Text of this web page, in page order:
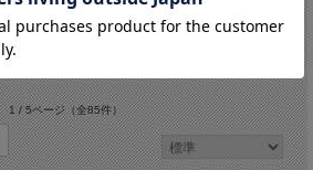
1 / 5ページ（全85件）